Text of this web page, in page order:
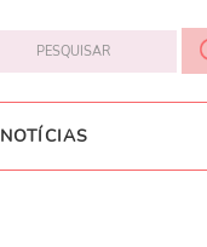
NOTÍCIAS